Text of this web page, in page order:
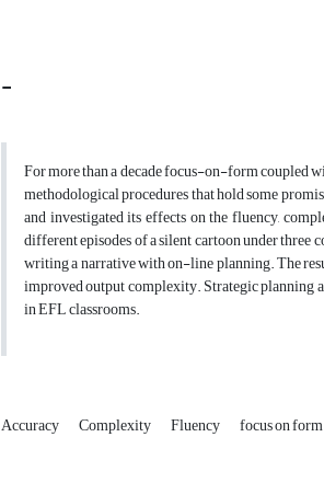
-
For more than a decade focus-on-form coupled
methodological procedures that hold some
and investigated its effects on the fluency,
different episodes of a silent cartoon under
writing a narrative with on-line planning. The
improved output complexity. Strategic planning
in EFL classrooms.
Accuracy Complexity Fluency focus on form